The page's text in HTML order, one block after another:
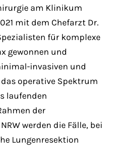
am Klinikum
mit dem Chefarzt Dr.
für komplexe
gewonnen und
invasiven und
operative Spektrum
laufenden
der
werden die Fälle, bei
Lungenresektion